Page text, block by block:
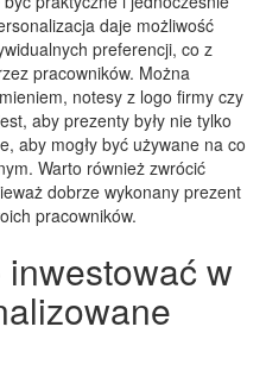
daje możliwość
preferencji, co z
pracowników. Można
notesy z logo firmy czy
aby prezenty były nie tylko
aby mogły być używane na co
Warto również zwrócić
dobrze wykonany prezent
pracowników.
w